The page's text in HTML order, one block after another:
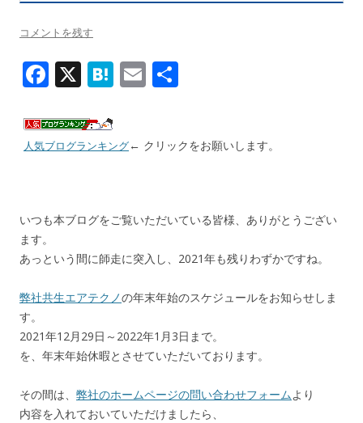
コメントを残す
F
e
b
k
X H
n
E
l
人気ブログランキング← クリックをお願いします。
いつも本ブログをご覧いただいている皆様、ありがとうござい
ます。
あっという間に師走に突入し、2021年も残りわずかですね。
弊社共生エアテクノの年末年始のスケジュールをお知らせしま
す。
2021年12月29日～2022年1月3日まで。
を、年末年始休暇とさせていただいております。
その間は、 弊社のホームページの問い合わせフォームより
内容を入れておいていただけましたら、